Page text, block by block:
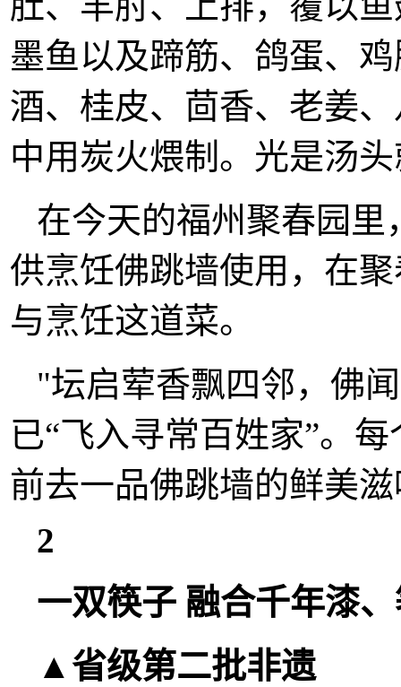
墨鱼以及蹄筋、鸽蛋、
酒、桂皮、茴香、老姜
中用炭火煨制。光是汤
在今天的福州聚春园里
供烹饪佛跳墙使用，在
与烹饪这道菜。
"坛启荤香飘四邻，佛
已“飞入寻常百姓家”。
前去一品佛跳墙的鲜美
2
一双筷子 融合千年漆
▲省级第二批非遗